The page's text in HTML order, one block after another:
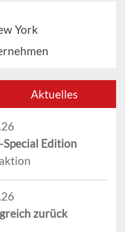
York
Aktuelles
Special Edition
zurück